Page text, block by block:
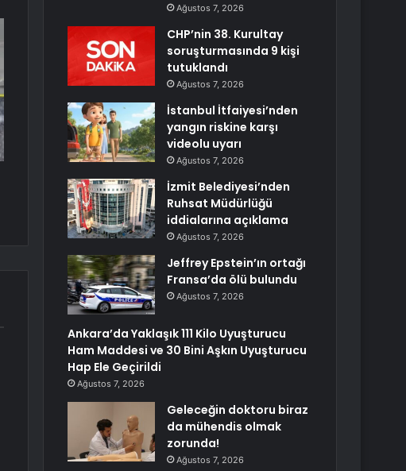
Ağustos 7, 2026
CHP’nin 38. Kurultay
soruşturmasında 9 kişi
tutuklandı
Ağustos 7, 2026
İstanbul İtfaiyesi’nden
yangın riskine karşı
videolu uyarı
Ağustos 7, 2026
İzmit Belediyesi’nden
Ruhsat Müdürlüğü
iddialarına açıklama
Ağustos 7, 2026
Jeffrey Epstein’ın ortağı
Fransa’da ölü bulundu
Ağustos 7, 2026
Ankara’da Yaklaşık 111 Kilo Uyuşturucu
Ham Maddesi ve 30 Bini Aşkın Uyuşturucu
Hap Ele Geçirildi
Ağustos 7, 2026
Geleceğin doktoru biraz
da mühendis olmak
zorunda!
Ağustos 7, 2026